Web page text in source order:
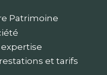
Patrimoine
et tarifs